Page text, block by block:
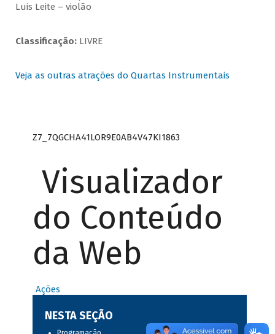
Luis Leite – violão
Classificação:LIVRE
Veja as outras atrações do Quartas Instrumentais
Z7_7QGCHA41LOR9E0AB4V47KI1863
Visualizador
do Conteúdo
da Web
Ações
NESTA SEÇÃO